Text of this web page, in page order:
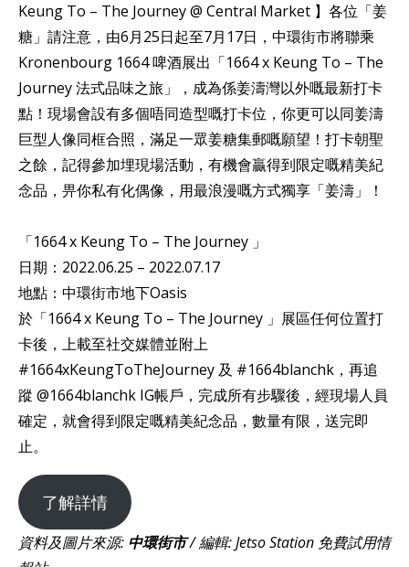
Keung To – The Journey @ Central Market 】​各位「姜
糖」請注意，由6月25日起至7月17日，中環街市將聯乘
Kronenbourg 1664 啤酒展出「1664 x Keung To – The
Journey 法式品味之旅」，成為係姜濤灣以外嘅最新打卡
點！現場會設有多個唔同造型嘅打卡位，你更可以同姜濤
巨型人像同框合照，滿足一眾姜糖集郵嘅願望！打卡朝聖
之餘，記得參加埋現場活動，有機會贏得到限定嘅精美紀
念品，畀你私有化偶像，用最浪漫嘅方式獨享「姜濤」！ ​
「1664 x Keung To – The Journey 」​
日期：2022.06.25 – 2022.07.17 ​
地點：中環街市地下Oasis
於「1664 x Keung To – The Journey 」展區任何位置打
卡後，上載至社交媒體並附上
#1664xKeungToTheJourney 及 #1664blanchk，再追
蹤 @1664blanchk IG帳戶，完成所有步驟後，經現場人員
確定，就會得到限定嘅精美紀念品，數量有限，送完即
止。​
了解詳情
資料及圖片來源: 中環街市/ 編輯: Jetso Station 免費試用情